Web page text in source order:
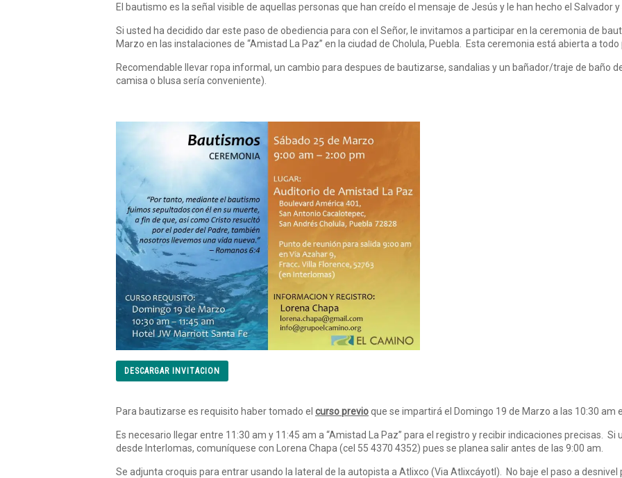
El bautismo es la señal visible de aquellas personas que han creído el mensaje de Jesús y le han hecho el Salvador y
Si usted ha decidido dar este paso de obediencia para con el Señor, le invitamos a participar en la ceremonia de
Marzo en las instalaciones de “Amistad La Paz” en la ciudad de Cholula, Puebla. Esta ceremonia está abierta a todo
Recomendable llevar ropa informal, un cambio para despues de bautizarse, sandalias y un bañador/traje de baño
camisa o blusa sería conveniente).
DESCARGAR INVITACION
Para bautizarse es requisito haber tomado el curso previoque se impartirá el Domingo 19 de Marzo a las 10:30 am
Es necesario llegar entre 11:30 am y 11:45 am a “Amistad La Paz” para el registro y recibir indicaciones precisas.
desde Interlomas, comuníquese con Lorena Chapa (cel 55 4370 4352) pues se planea salir antes de las 9:00 am.
Se adjunta croquis para entrar usando la lateral de la autopista a Atlixco (Via Atlixcáyotl). No baje el paso a